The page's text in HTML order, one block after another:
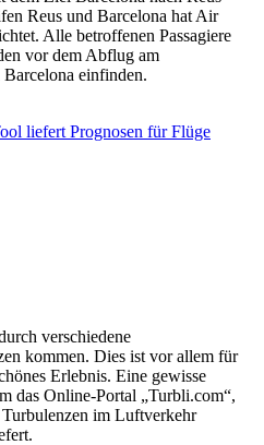
Reus und Barcelona hat Air
Alle betroffenen Passagiere
vor dem Abflug am
einfinden.
liefert Prognosen für Flüge
verschiedene
kommen. Dies ist vor allem für
Erlebnis. Eine gewisse
das Online-Portal „Turbli.com“,
im Luftverkehr